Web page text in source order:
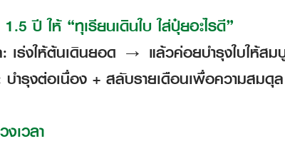
ปี ให้ “ทุเรียนเดินใบ ใส่ปุ๋ยอะไรดี”
เร่งให้ต้นเดินยอด → แล้วค่อยบำรุงใบให้ส
ำรุงต่อเนื่อง + สลับรายเดือนเพื่อความสมดุล
เวลา